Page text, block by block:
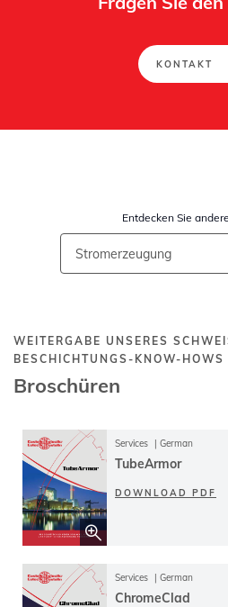
KONTAKT
Entdecken Sie
WEITERGABE UNSERES
ESCHICHTUNGS-KNOW-HOWS
Broschüren
Services German
TubeArmor
DOWNLOAD PDF
Services German
ChromeClad